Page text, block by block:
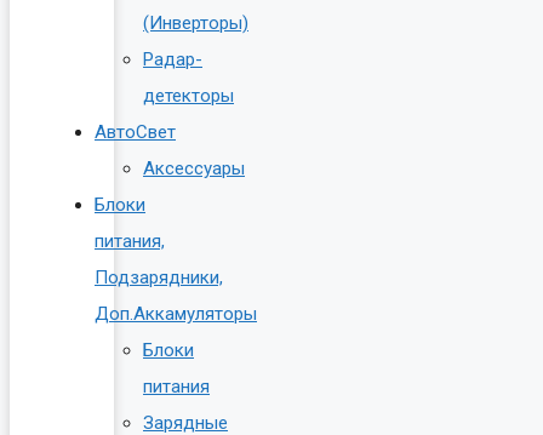
(Инверторы)
Радар-
детекторы
АвтоСвет
Аксессуары
Блоки
питания,
Подзарядники,
Доп.Аккамуляторы
Блоки
питания
Зарядные